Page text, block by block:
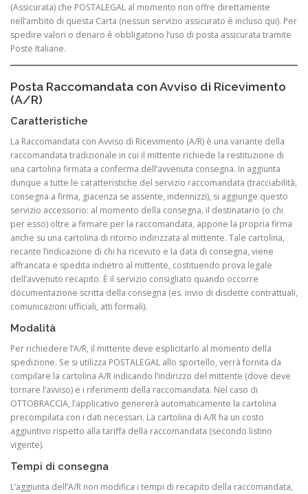
(Assicurata) che POSTALEGAL al momento non offre direttamente
nell’ambito di questa Carta (nessun servizio assicurato è incluso qui). Per
spedire valori o denaro è obbligatorio l’uso di posta assicurata tramite
Poste Italiane.
Posta Raccomandata con Avviso di Ricevimento
(A/R)
Caratteristiche
La Raccomandata con Avviso di Ricevimento (A/R) è una variante della
raccomandata tradizionale in cui il mittente richiede la restituzione di
una cartolina firmata a conferma dell’avvenuta consegna. In aggiunta
dunque a tutte le caratteristiche del servizio raccomandata (tracciabilità,
consegna a firma, giacenza se assente, indennizzi), si aggiunge questo
servizio accessorio: al momento della consegna, il destinatario (o chi
per esso) oltre a firmare per la raccomandata, appone la propria firma
anche su una cartolina di ritorno indirizzata al mittente. Tale cartolina,
recante l’indicazione di chi ha ricevuto e la data di consegna, viene
affrancata e spedita indietro al mittente, costituendo prova legale
dell’avvenuto recapito. È il servizio consigliato quando occorre
documentazione scritta della consegna (es. invio di disdette contrattuali,
comunicazioni ufficiali, atti formali).
Modalità
Per richiedere l’A/R, il mittente deve esplicitarlo al momento della
spedizione. Se si utilizza POSTALEGAL allo sportello, verrà fornita da
compilare la cartolina A/R indicando l’indirizzo del mittente (dove deve
tornare l’avviso) e i riferimenti della raccomandata. Nel caso di
OTTOBRACCIA, l’applicativo genererà automaticamente la cartolina
precompilata con i dati necessari. La cartolina di A/R ha un costo
aggiuntivo rispetto alla tariffa della raccomandata (secondo listino
vigente).
Tempi di consegna
L’aggiunta dell’A/R non modifica i tempi di recapito della raccomandata,